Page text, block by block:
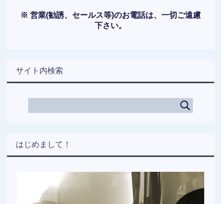
※ 営業(勧誘、セールス等)のお電話は、一切ご遠慮
下さい。
サイト内検索
はじめまして！